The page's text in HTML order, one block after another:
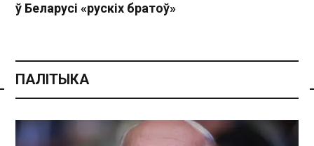
Спасылка без VPN
ў Беларусі «рускіх братоў»
ПАЛІТЫКА